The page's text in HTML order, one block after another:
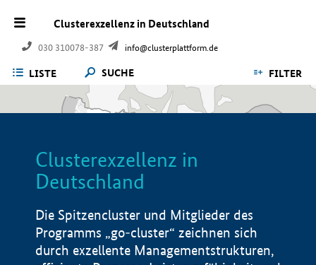
Clusterexzellenz in Deutschland
030 310078-387 info@clusterplattform.de
LISTE SUCHE FILTER
Clusterexzellenz in
Deutschland
Die Spitzencluster und Mitglieder des
Programms „go-cluster“ zeichnen sich
durch exzellente Managementstrukturen,